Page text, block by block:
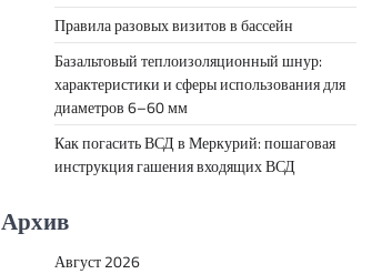
Правила разовых визитов в бассейн
Базальтовый теплоизоляционный шнур:
характеристики и сферы использования для
диаметров 6–60 мм
Как погасить ВСД в Меркурий: пошаговая
инструкция гашения входящих ВСД
Архив
Август 2026